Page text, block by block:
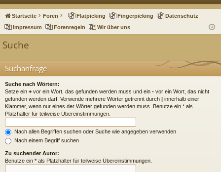
ne
llz
en m ist
rie
Startseite Foren Flatpicking Fingerpicking
Datenschutz
Impressum
Forenregeln Wir über uns
Suche
Suchanfrage
Suche nach Wörtern:
Setze ein + vor ein Wort, das gefunden werden muss und ein - vor ein Wort, das nicht
gefunden werden darf. Verwende mehrere Wörter getrennt durch | innerhalb einer
Klammer, wenn nur eines der Wörter gefunden werden muss. Benutze ein * als
Platzhalter für teilweise Übereinstimmungen.
Nach allen Begriffen suchen oder Suche wie angegeben verwenden
Nach einem Begriff suchen
Zu suchender Autor:
Benutze ein * als Platzhalter für teilweise Übereinstimmungen.